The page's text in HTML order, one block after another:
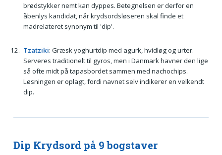
brødstykker nemt kan dyppes. Betegnelsen er derfor en
åbenlys kandidat, når krydsordsløseren skal finde et
madrelateret synonym til 'dip'.
Tzatziki: Græsk yoghurtdip med agurk, hvidløg og urter.
Serveres traditionelt til gyros, men i Danmark havner den lige
så ofte midt på tapasbordet sammen med nachochips.
Løsningen er oplagt, fordi navnet selv indikerer en velkendt
dip.
Dip Krydsord på 9 bogstaver